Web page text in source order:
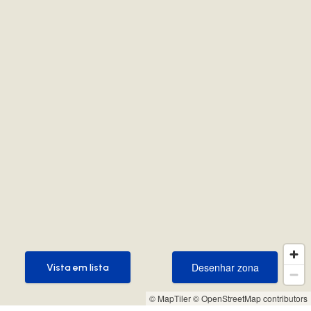
© MapTiler© OpenStreetMap contributors
Desenhar zona
Desenhar zona
Vista em lista
Vista em lista